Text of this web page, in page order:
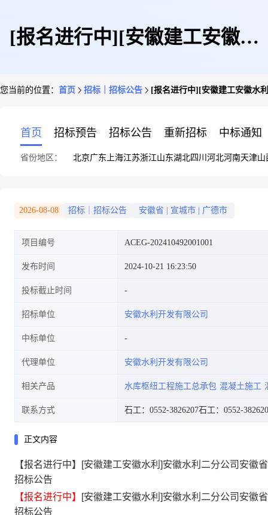
[报名进行中][安徽建工安徽水
承包大坝混凝土施工标段1招标
公告
您当前的位置： 首页 招标｜招标公告 [报名进行中][安徽建工安徽水
首页 招标预告 招标公告 重新招标 中标通知
省份地区： 北京广东 上海江苏浙江山东湖北四川 河北河南天津山
2026-08-08 招标｜招标公告 安徽省 宣城市 广德市
项目编号 ACEG-202410492001001
发布时间 2024-10-21 16:23:50
投标截止时间
招标单位 安徽水利开发有限公司
中标单位
代理单位 安徽水利开发有限公司
相关产品 水库枢纽工程施工总承包 混凝土施工
联系方式 石工：0552-3826207石工：0552-
正文内容
【报名进行中】[安徽建工安徽水利]安徽水利二分公司安
招标公告
【报名进行中】
[安徽建工安徽水利]安徽水利二分公司安徽
招标公告